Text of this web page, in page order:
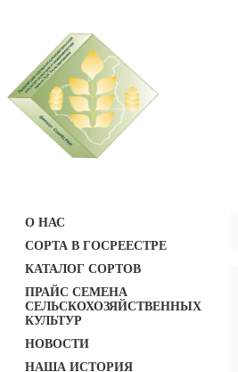
О НАС
СОРТА В ГОСРЕЕСТРЕ
КАТАЛОГ СОРТОВ
ПРАЙС СЕМЕНА
СЕЛЬСКОХОЗЯЙСТВЕННЫХ
КУЛЬТУР
НОВОСТИ
НАША ИСТОРИЯ